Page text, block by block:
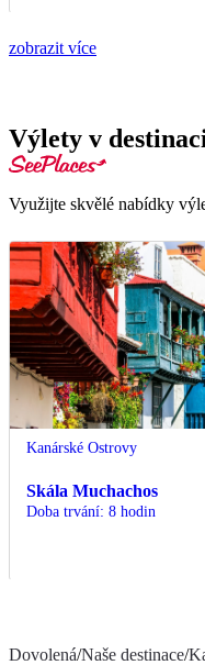
zobrazit více
Výlety v
Využijte skvělé nabídky
Kanárské Ostrovy
Skála Muchachos
Doba trvání: 8 hodin
Dovolená/Naše destinace/